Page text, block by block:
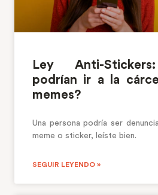
Ley Anti-
podrían ir a la
memes?
Una persona podría ser
meme o sticker, leíste bien.
SEGUIR LEYENDO »